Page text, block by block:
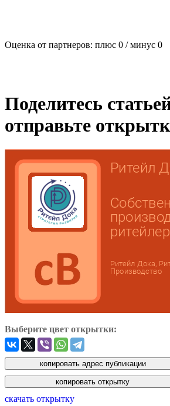
Оценка от партнеров: плюс 0 / минус 0
Поделитесь
отправьте
Выберите цвет открытки:
скачать открытку